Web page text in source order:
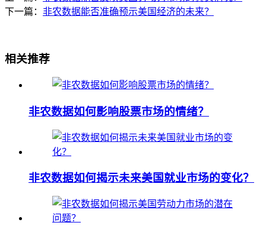
下一篇： 非农数据能否准确预示美国经济的未来？
相关推荐
非农数据如何影响股票市场的情绪？
非农数据如何揭示未来美国就业市场的变化？